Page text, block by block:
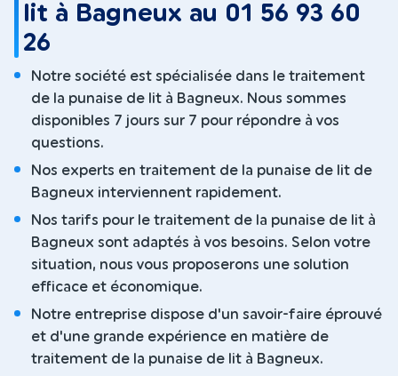
lit à Bagneux au 01 56 93 60
26
Notre société est spécialisée dans le traitement
de la punaise de lit à Bagneux. Nous sommes
disponibles 7 jours sur 7 pour répondre à vos
questions.
Nos experts en traitement de la punaise de lit de
Bagneux interviennent rapidement.
Nos tarifs pour le traitement de la punaise de lit à
Bagneux sont adaptés à vos besoins. Selon votre
situation, nous vous proposerons une solution
efficace et économique.
Notre entreprise dispose d'un savoir-faire éprouvé
et d'une grande expérience en matière de
traitement de la punaise de lit à Bagneux.